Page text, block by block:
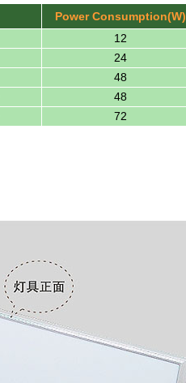
Power Consumption(W)
12
24
48
48
72